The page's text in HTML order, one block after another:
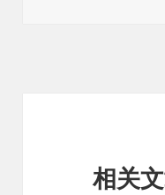
相关